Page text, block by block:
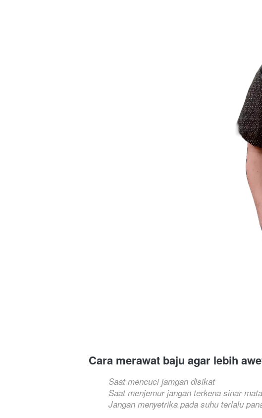
Cara merawat baju agar lebih
Saat mencuci jamgan disikat
Saat menjemur jangan terkena sinar
Jangan menyetrika pada suhu terlalu